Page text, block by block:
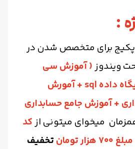
:
برای متخصص شدن در
ویندوز( آموزش سی
شارپ + آموزش پایگاه داده sql + آمورش
+ آموزش جامع حسابداری
میخوای میتونی ازکد
تخفیف